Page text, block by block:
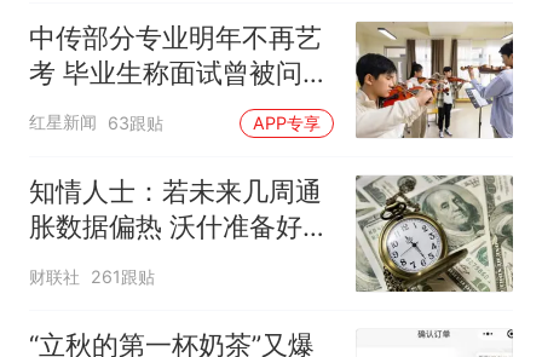
中传部分专业明年不再艺
考 毕业生称面试曾被问
“如何策划晚会” 专家：遏
制“艺考捷径化”
红星新闻 63跟贴 APP专享
知情人士：若未来几周通
胀数据偏热 沃什准备好加
息
财联社 261跟贴
“立秋的第一杯奶茶”又爆